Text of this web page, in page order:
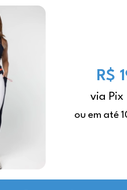
R$
via Pix
ou em até